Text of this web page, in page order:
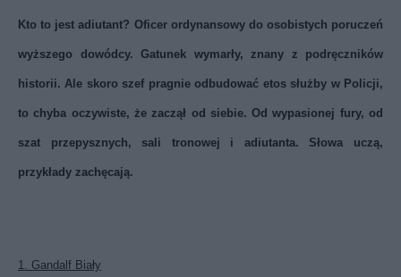
Kto to jest adiutant? Oficer ordynansowy do osobistych poruczeń
wyższego dowódcy. Gatunek wymarły, znany z podręczników
historii. Ale skoro szef pragnie odbudować etos służby w Policji,
to chyba oczywiste, że zaczął od siebie. Od wypasionej fury, od
szat przepysznych, sali tronowej i adiutanta. Słowa uczą,
przykłady zachęcają.
1. Gandalf Biały